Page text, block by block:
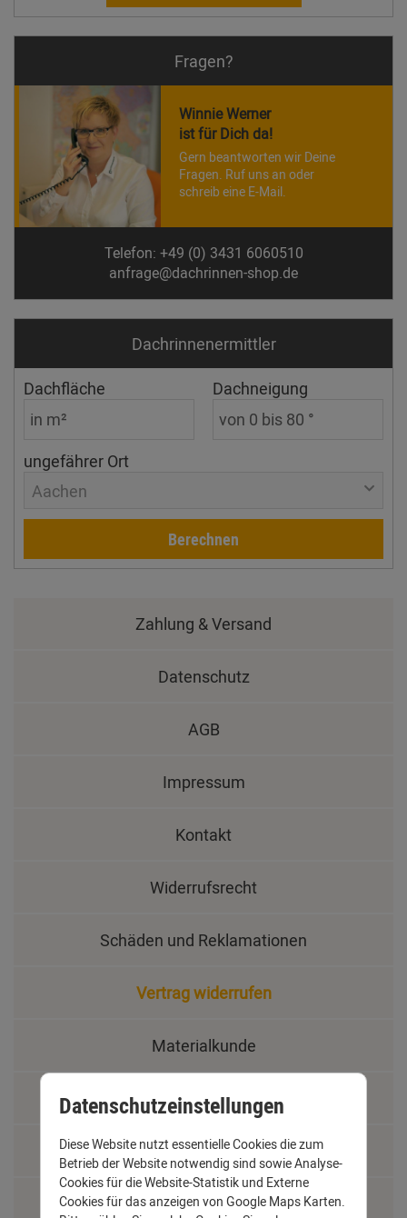
Fragen?
Winnie Werner
ist für Dich da!
Gern beantworten wir Deine
Fragen. Ruf uns an oder
schreib eine E-Mail.
Telefon: +49 (0) 3431 6060510
anfrage@dachrinnen-shop.de
Dachrinnen­ermittler
Dachfläche Dachneigung
ungefährer Ort
Aachen
Berechnen
Zahlung & Versand
Datenschutz
AGB
Impressum
Kontakt
Widerrufsrecht
Schäden und Reklamationen
Vertrag widerrufen
Materialkunde
Fachbegriffe
Jobs
Montage und Installationshilfen
Datenschutzeinstellungen
Diese Website nutzt essentielle Cookies die zum
Betrieb der Website notwendig sind sowie Analyse-
Cookies für die Website-Statistik und Externe
Cookies für das anzeigen von Google Maps Karten.